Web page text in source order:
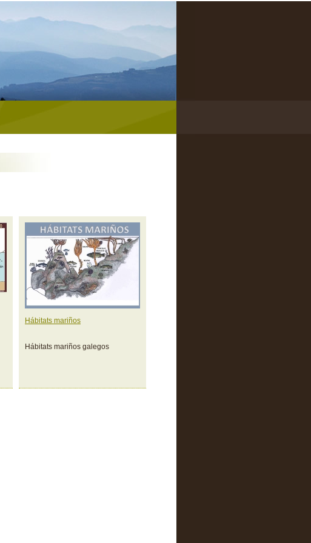
Hábitats mariños
Hábitats mariños galegos